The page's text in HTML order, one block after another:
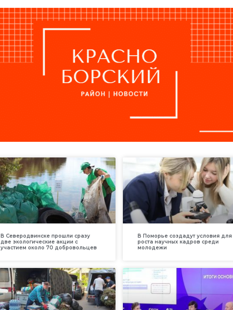
В Северодвинске прошли сразу
две экологические акции с
участием около 70 добровольцев
В Поморье создадут условия для
роста научных кадров среди
молодежи